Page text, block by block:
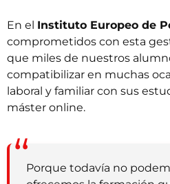
En el Instituto Europeo de
comprometidos con esta
que miles de nuestros
compatibilizar en muchas
laboral y familiar con sus
máster online.
Porque todavía no